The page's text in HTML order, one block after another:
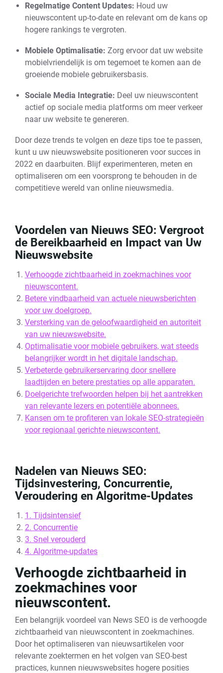
Regelmatige Content Updates: Houd uw
nieuwscontent up-to-date en relevant om de kans op
hogere rankings te vergroten.
Mobiele Optimalisatie: Zorg ervoor dat uw website
mobielvriendelijk is om tegemoet te komen aan de
groeiende mobiele gebruikersbasis.
Sociale Media Integratie: Deel uw nieuwscontent
actief op sociale media platforms om meer verkeer
naar uw website te genereren.
Door deze trends te volgen en deze tips toe te passen,
kunt u uw nieuwswebsite positioneren voor succes in
2022 en daarbuiten. Blijf experimenteren, meten en
optimaliseren om een voorsprong te behouden in de
competitieve wereld van online nieuwsmedia.
Voordelen van Nieuws SEO: Vergroot
de Bereikbaarheid en Impact van Uw
Nieuwswebsite
Verhoogde zichtbaarheid in zoekmachines voor
nieuwscontent.
Betere vindbaarheid van actuele nieuwsberichten
voor uw doelgroep.
Versterking van de geloofwaardigheid en autoriteit
van uw nieuwswebsite.
Optimalisatie voor mobiele gebruikers, wat steeds
belangrijker wordt in het digitale landschap.
Verbeterde gebruikerservaring door snellere
laadtijden en betere prestaties op alle apparaten.
Doelgerichte trefwoorden helpen bij het aantrekken
van relevante lezers en potentiële abonnees.
Kansen om te profiteren van lokale SEO-strategieën
voor regionaal gerichte nieuwscontent.
Nadelen van Nieuws SEO:
Tijdsinvestering, Concurrentie,
Veroudering en Algoritme-Updates
1. Tijdsintensief
2. Concurrentie
3. Snel verouderd
4. Algoritme-updates
Verhoogde zichtbaarheid in
zoekmachines voor
nieuwscontent.
Een belangrijk voordeel van News SEO is de verhoogde
zichtbaarheid van nieuwscontent in zoekmachines.
Door het optimaliseren van nieuwsartikelen voor
relevante zoektermen en het volgen van SEO-best
practices, kunnen nieuwswebsites hogere posities